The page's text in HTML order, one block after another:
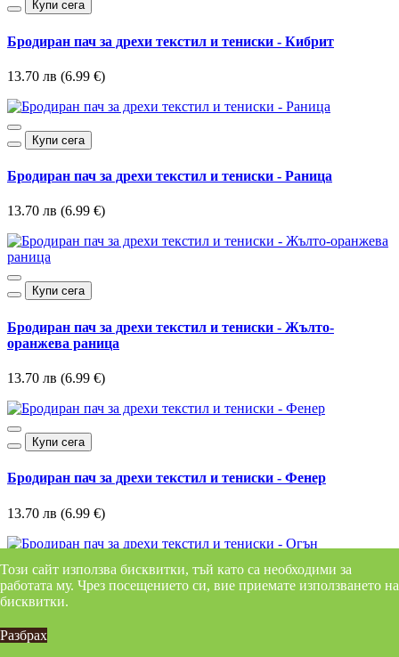
Купи сега
Бродиран пач за дрехи текстил и тениски - Кибрит
13.70 лв (6.99 €)
Купи сега
Бродиран пач за дрехи текстил и тениски - Раница
13.70 лв (6.99 €)
Купи сега
Бродиран пач за дрехи текстил и тениски - Жълто-
оранжева раница
13.70 лв (6.99 €)
Купи сега
Бродиран пач за дрехи текстил и тениски - Фенер
13.70 лв (6.99 €)
Купи сега
13.70 лв (6.99 €)
Този сайт използва бисквитки, тъй като са необходими за
работата му. Чрез посещението си, вие приемате използването на
бисквитки.
Разбрах